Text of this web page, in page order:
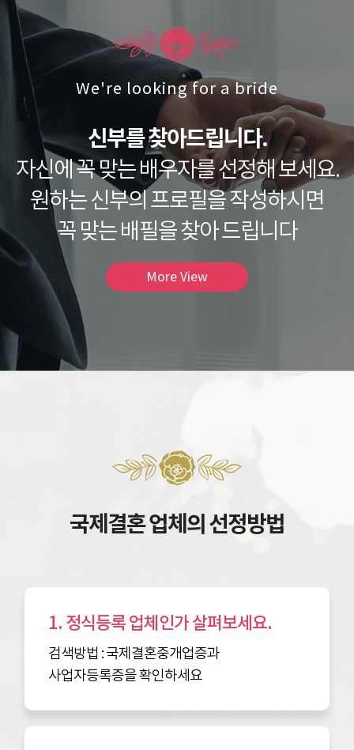
We're looking for a bride
신부를 찾아드립니다.
자신에 꼭 맞는 배우자를 선정해 보세요.
원하는 신부의 프로필을 작성하시면
꼭 맞는 배필을 찾아 드립니다
More View
국제결혼 업체의 선정방법
1. 정식등록 업체인가 살펴보세요.
검색방법 : 국제결혼중개업증과
사업자등록증을 확인하세요